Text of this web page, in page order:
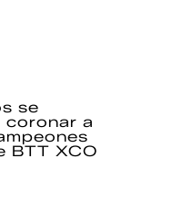
se
coronar a
BTT XCO